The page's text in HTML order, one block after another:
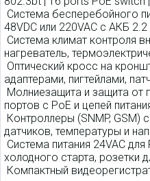
Система бесперебойного
48VDC или 220VAC с АКБ 2.2
Система климат контроля
нагреватель,
Оптический кросс на
адаптерами, пигтейлами,
Молниезащита и защита от
портов с PoE и цепей
Контроллеры (SNMP, GSM)
датчиков, температуры и
Система питания 24VAC
холодного старта, розетки
Компактный